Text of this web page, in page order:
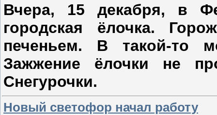
Вчера, 15 декабря, в
городская ёлочка.
печеньем. В такой-то
Зажжение ёлочки не
Снегурочки.
Новый светофор начал работу